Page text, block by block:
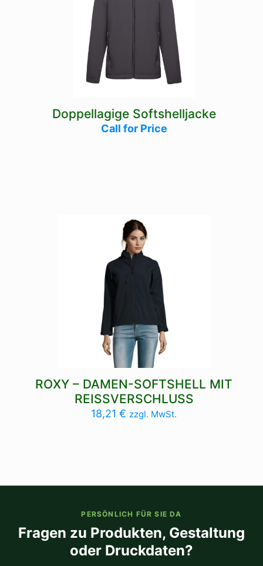
Doppellagige Softshelljacke
Call for Price
ROXY – DAMEN-SOFTSHELL MIT
REISSVERSCHLUSS
18,21€ zzgl. MwSt.
PERSÖNLICH FÜR SIE DA
Fragen zu Produkten, Gestaltung
oder Druckdaten?